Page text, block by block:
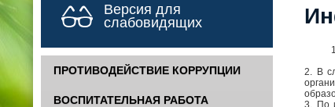
Версия для
слабовидящих
ПРОТИВОДЕЙСТВИЕ КОРРУПЦИИ
ВОСПИТАТЕЛЬНАЯ РАБОТА
2. В
3. По